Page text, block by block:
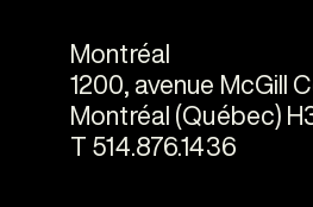
Montréal
1200, avenue McGill
Montréal (Québec)
T 514.876.1436